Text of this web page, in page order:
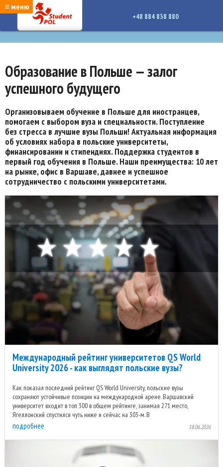
google-site-verification: google7a917c261df1566b.htmlgoogle-site-verification:
google7a917c261df1566b.html
≡ меню
+48 884 838 880
Образование в Польше — залог
успешного будущего
Организовываем обучение в Польше для иностранцев,
помогаем с выбором вуза и специальности. Поступление
без стресса в лучшие вузы Польши! Актуальная информация
об условиях набора в польские университеты,
финансировании и стипендиях. Поддержка студентов в
первый год обучения в Польше. Наши преимущества: 10 лет
на рынке, офис в Варшаве, давнее и успешное
сотрудничество с польскими университетами.
Международный рейтинг университетов QS World
University 2026 - как выглядят польские вузы?
Как показал последний рейтинг QS World University, польские вузы
сохраняют устойчивые позиции на международной арене. Варшавский
университет входит в топ 300 в общем рейтинге, занимая 271 место,
Ягеллонский спустился чуть ниже и сейчас на 303-м. В
подробнее 18.06.2026